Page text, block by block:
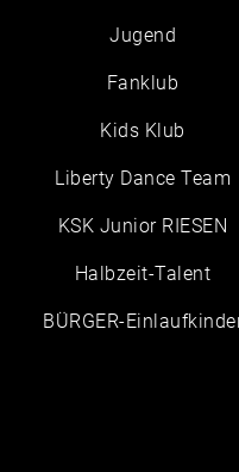
Jugend
Fanklub
Kids Klub
Liberty Dance Team
KSK Junior RIESEN
Halbzeit-Talent
BÜRGER-